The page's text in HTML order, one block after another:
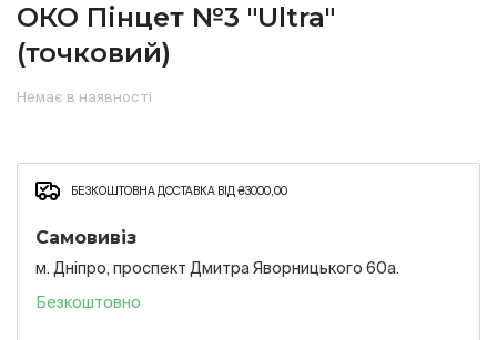
ОКО Пінцет №3 "Ultra"
(точковий)
Немає в наявності
БЕЗКОШТОВНА ДОСТАВКА ВІД ₴3000,00
Самовивіз
м. Дніпро, проспект Дмитра Яворницького 60а.
Безкоштовно